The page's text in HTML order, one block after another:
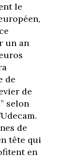
le
un an
de
de
selon
de
tête qui
en